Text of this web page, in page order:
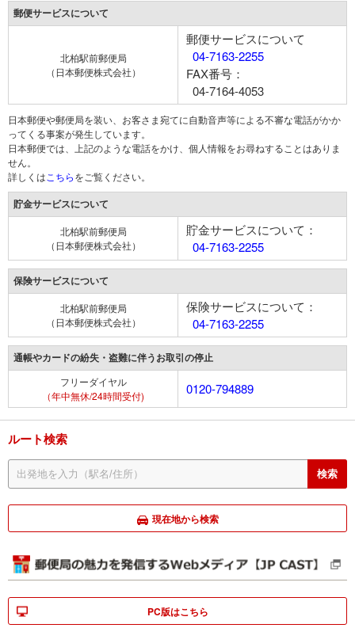
郵便サービスについて
北柏駅前郵便局
（日本郵便株式会社）
郵便サービスについて
04-7163-2255
FAX番号：
04-7164-4053
日本郵便や郵便局を装い、お客さま宛てに自動音声等による不審な電話がかか
ってくる事案が発生しています。
日本郵便では、上記のような電話をかけ、個人情報をお尋ねすることはありま
せん。
詳しくは こちらをご覧ください。
貯金サービスについて
北柏駅前郵便局
（日本郵便株式会社）
貯金サービスについて：
04-7163-2255
保険サービスについて
北柏駅前郵便局
（日本郵便株式会社）
保険サービスについて：
04-7163-2255
通帳やカードの紛失・盗難に伴うお取引の停止
フリーダイヤル
（年中無休/24時間受付)
0120-794889
ルート検索
現在地から検索
PC版はこちら